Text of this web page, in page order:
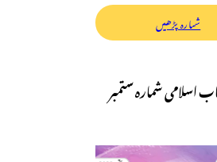
شمارہ پڑھیں
اسلامی شمارہ ستمبر